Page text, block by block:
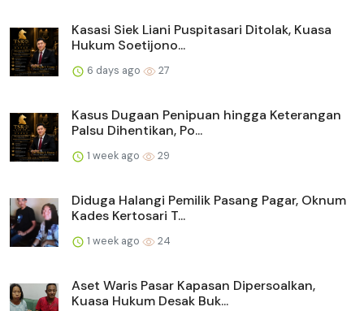
Kasasi Siek Liani Puspitasari Ditolak, Kuasa
Hukum Soetijono...
6 days ago 27
Kasus Dugaan Penipuan hingga Keterangan
Palsu Dihentikan, Po...
1 week ago 29
Diduga Halangi Pemilik Pasang Pagar, Oknum
Kades Kertosari T...
1 week ago 24
Aset Waris Pasar Kapasan Dipersoalkan,
Kuasa Hukum Desak Buk...